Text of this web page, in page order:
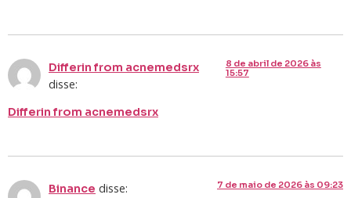
Differin from acnemedsrx
disse:
8 de abril de 2026 às
15:57
Differin from acnemedsrx
Binance disse: 7 de maio de 2026 às 09:23